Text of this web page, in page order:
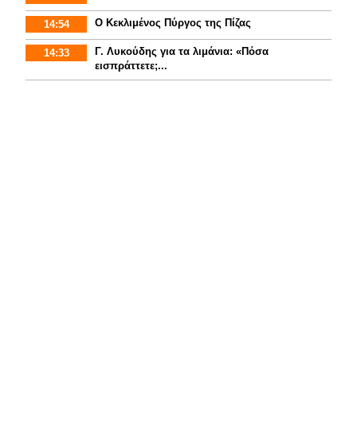
14:54 Ο Κεκλιμένος Πύργος της Πίζας
14:33
Γ. Λυκούδης για τα λιμάνια: «Πόσα
εισπράττετε;...